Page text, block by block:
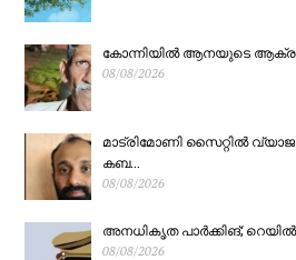
മരിച്ചവർ മലപ്പുറം
സ്വദേശികൾ
കോന്നിയിൽ ആനയുടെ
08/08/2026
മാട്രിമോണി സൈറ്റിൽ
കബ...
08/08/2026
അനധികൃത പാർക്കിങ്;
08/08/2026